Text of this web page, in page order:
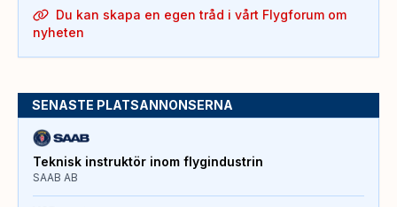
Du kan skapa en egen tråd i vårt Flygforum om
nyheten
SENASTE PLATSANNONSERNA
Teknisk instruktör inom flygindustrin
SAAB AB